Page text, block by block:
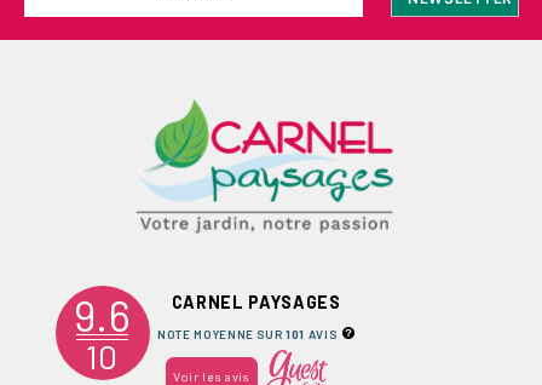
9.6
10
CARNEL PAYSAGES
NOTE MOYENNE SUR101 AVIS
Voir les avis